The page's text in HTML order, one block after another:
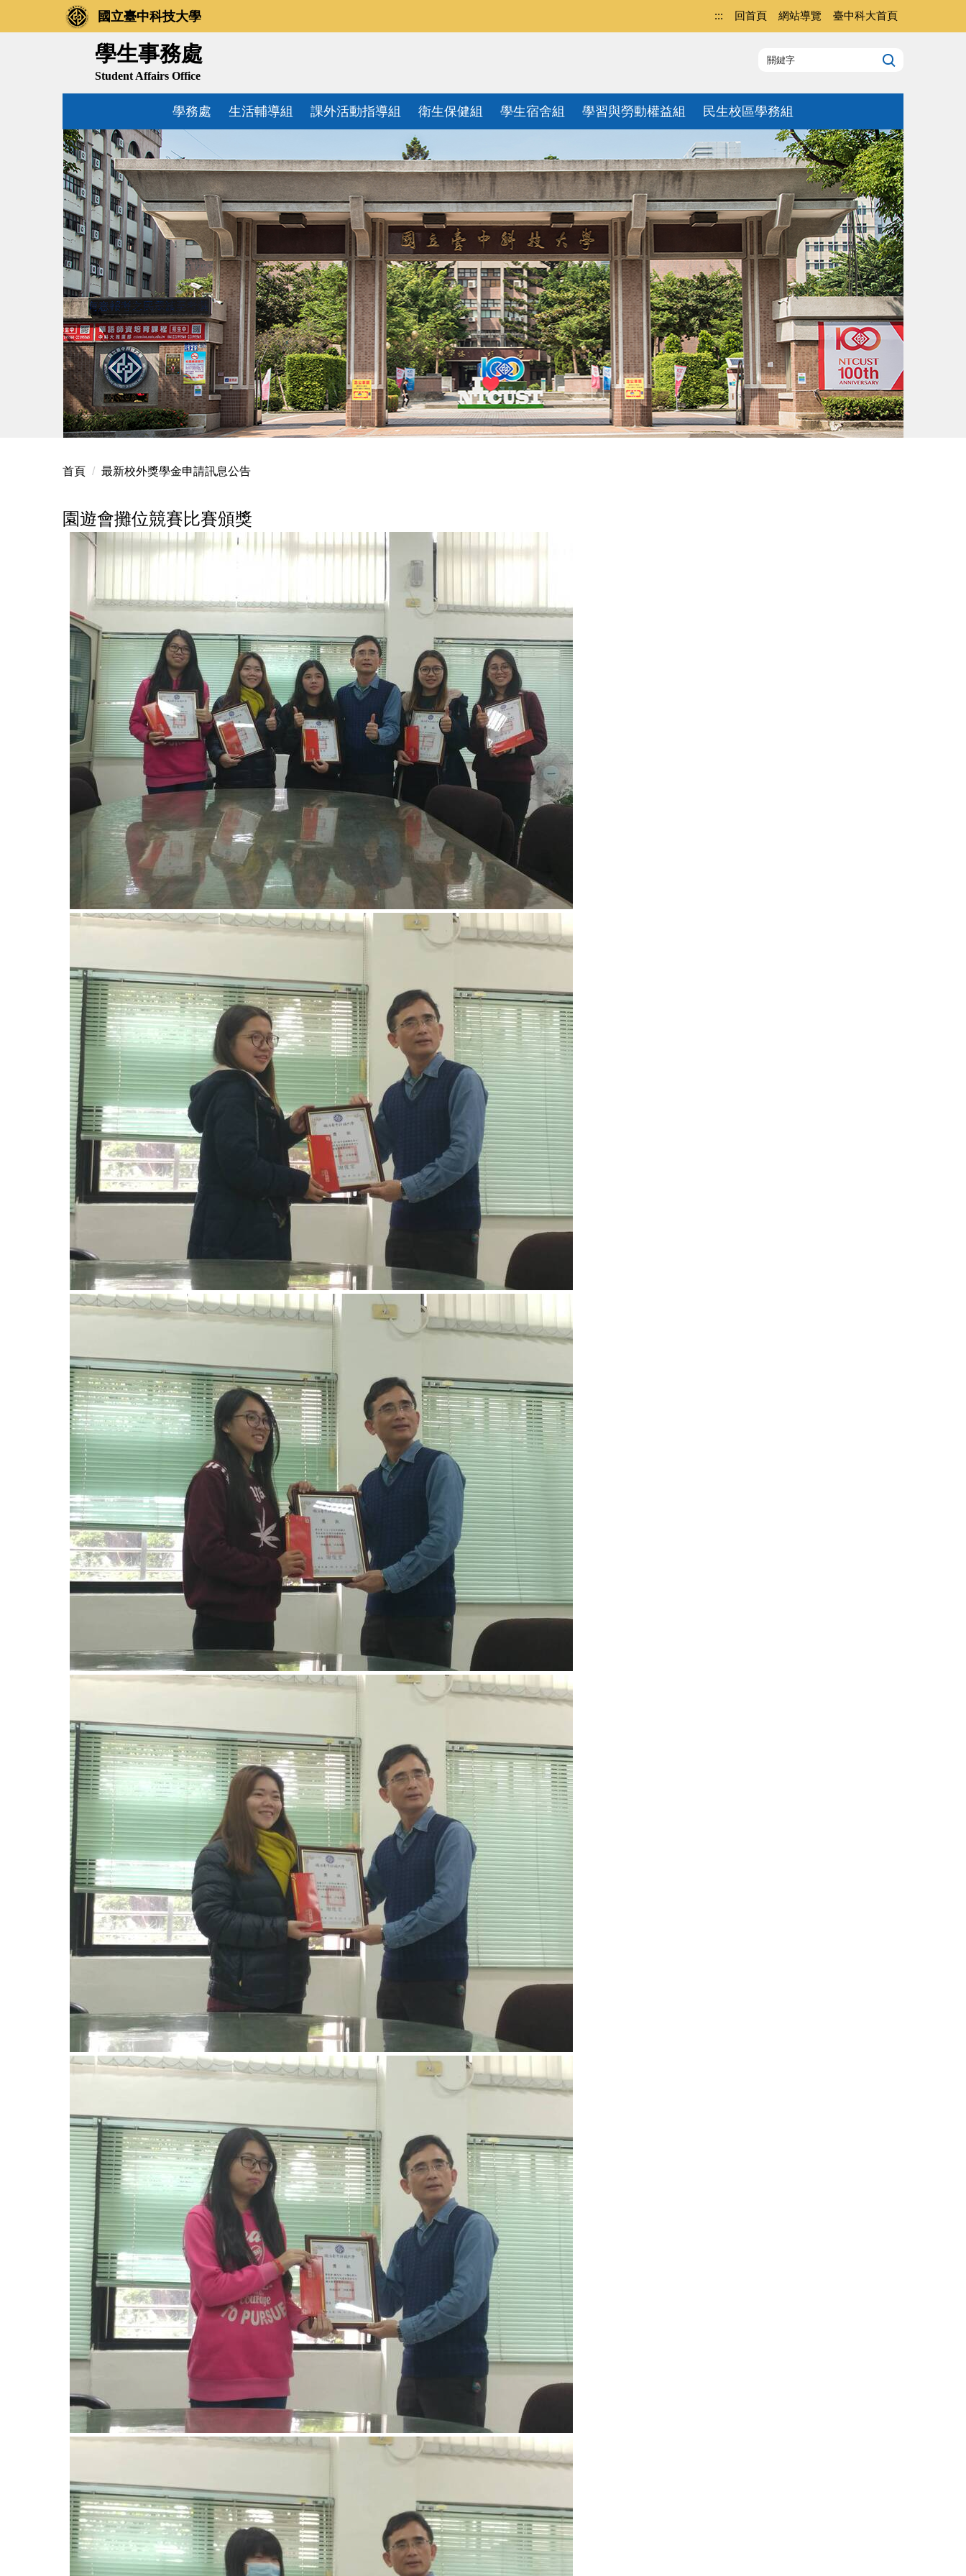
國立臺中科技大學
學生事務處
Student Affairs Office
學務處 生活輔導組 課外活動指導組 衛生保健組 學生宿舍組 學習與勞動權益組 民生校區學務組
::: 回首頁 網站導覽 臺中科大首頁
首頁 最新校外獎學金申請訊息公告
園遊會攤位競賽比賽頒獎